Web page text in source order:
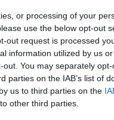
or processing of your
use the below opt-out
out request is processed
information utilized by us
You may separately
parties on the IAB’s list of
us to third parties on the
other third parties.